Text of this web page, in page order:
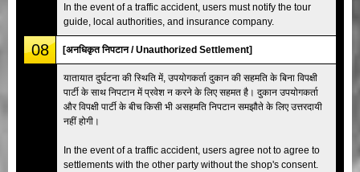
In the event of a traffic accident, users must notify the tour
guide, local authorities, and insurance company.
08 [अनधिकृत निपटान / Unauthorized Settlement]
यातायात दुर्घटना की स्थिति में, उपयोगकर्ता दुकान की सहमति के बिना विपक्षी
पार्टी के साथ निपटान में प्रवेश न करने के लिए सहमत है। दुकान उपयोगकर्ता
और विपक्षी पार्टी के बीच किसी भी असहमति निपटान समझौते के लिए उत्तरदायी
नहीं होगी।
In the event of a traffic accident, users agree not to agree to
settlements with the other party without the shop's consent.